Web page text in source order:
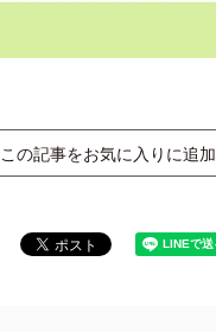
この記事をお気に入りに追加